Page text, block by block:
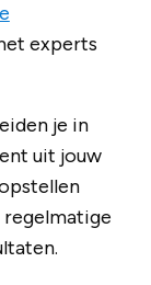
experts
je in
uit jouw